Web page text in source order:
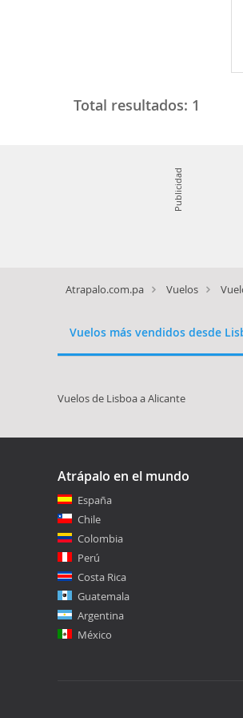
Total resultados: 1
Publicidad
Atrapalo.com.pa Vuelos
Vuelos más vendidos desde
Vuelos de Lisboa a Alicante
Atrápalo en el mundo
España
Chile
Colombia
Perú
Costa Rica
Guatemala
Argentina
México